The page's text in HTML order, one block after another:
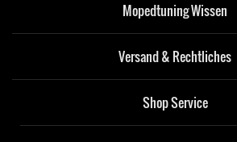
Mopedtuning Wissen
Versand & Rechtliches
Shop Service